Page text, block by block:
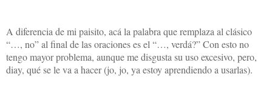
A diferencia de mi paisito, acá la palabra que remplaza al clásico
“…, no” al final de las oraciones es el “…, verdá?” Con esto no
tengo mayor problema, aunque me disgusta su uso excesivo, pero,
diay, qué se le va a hacer (jo, jo, ya estoy aprendiendo a usarlas).